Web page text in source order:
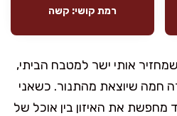
רמת קושי: קשה
אותי ישר למטבח הביתי,
חמה שיוצאת מהתנור. כשאני
מחפשת את האיזון בין אוכל של